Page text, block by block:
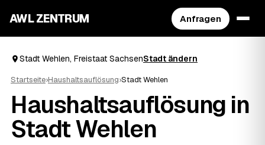
AWL ZENTRUM Anfragen
Stadt Wehlen, Freistaat SachsenStadt ändern
Startseite›Haushaltsauflösung›Stadt Wehlen
Haushaltsauflösung in
Stadt Wehlen